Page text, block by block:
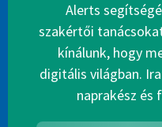
Alerts
szakértői
kínálunk, hogy
digitális világban.
naprakész és